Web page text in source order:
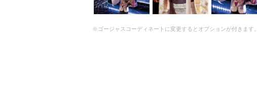
※ゴージャスコーディネートに変更するとオプションが付きます。